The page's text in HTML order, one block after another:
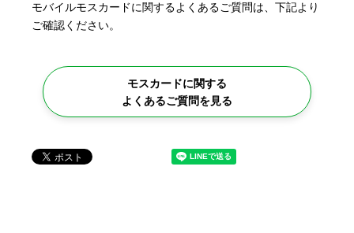
モバイルモスカードに関するよくあるご質問は、下記より
ご確認ください。
モスカードに関する
よくあるご質問を見る